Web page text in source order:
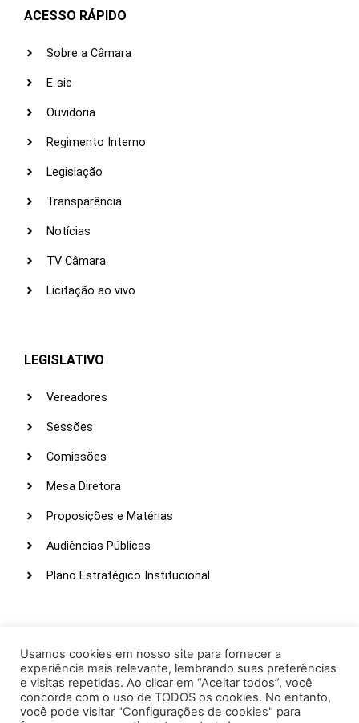
ACESSO RÁPIDO
Sobre a Câmara
E-sic
Ouvidoria
Regimento Interno
Legislação
Transparência
Notícias
TV Câmara
Licitação ao vivo
LEGISLATIVO
Vereadores
Sessões
Comissões
Mesa Diretora
Proposições e Matérias
Audiências Públicas
Plano Estratégico Institucional
Webmail
Intranet
Administração
Usamos cookies em nosso site para fornecer a
experiência mais relevante, lembrando suas preferências
e visitas repetidas. Ao clicar em “Aceitar todos”, você
concorda com o uso de TODOS os cookies. No entanto,
você pode visitar "Configurações de cookies" para